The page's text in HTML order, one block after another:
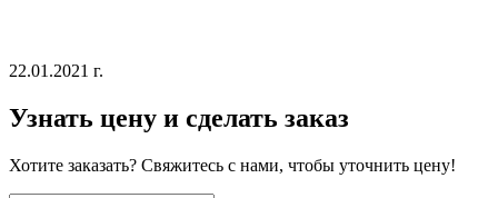
22.01.2021 г.
Узнать цену и сделать заказ
Хотите заказать? Свяжитесь с нами, чтобы уточнить цену!